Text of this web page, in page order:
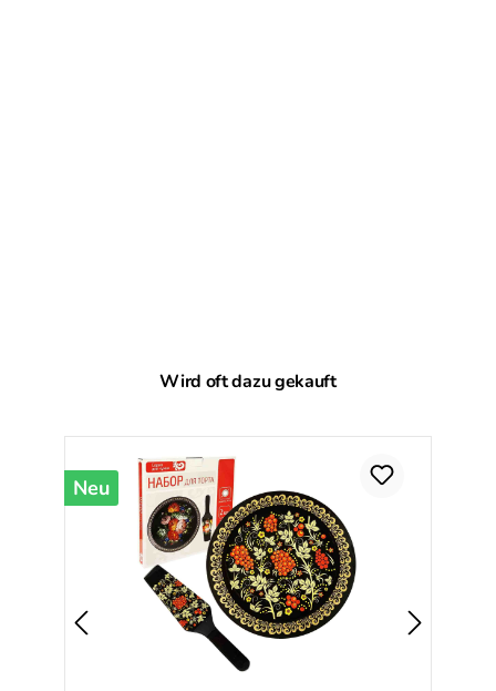
Produktgalerie überspringen
Wird oft dazu gekauft
Neu